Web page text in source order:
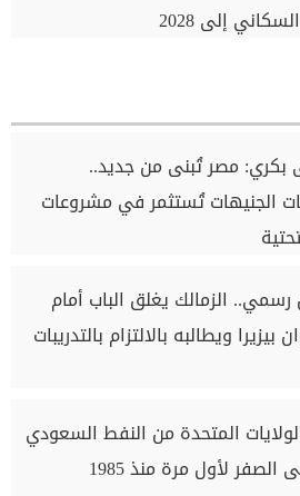
إلى 2028
مصر تُبنى من جديد..
الجنيهات تُستثمر في مشروعات
الزمالك يغلق الباب أمام
بيزيرا ويطالبه بالالتزام بالتدريبات
المتحدة من النفط السعودي
لأول مرة منذ 1985